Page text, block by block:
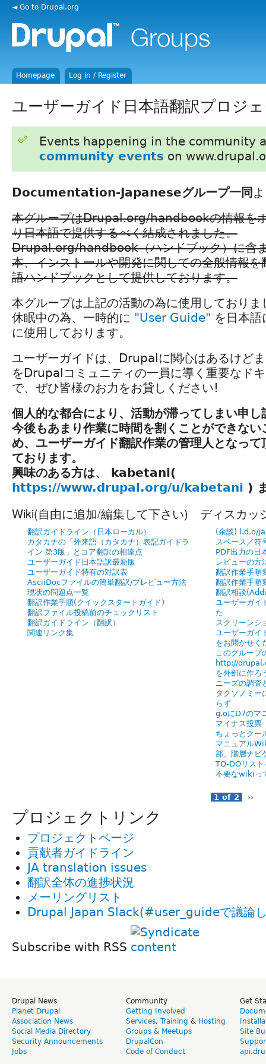
◄ Go to Drupal.org
Homepage Log in / Register
ユーザーガイド日本語翻訳プロジ
Events happening in the community
community events on
Documentation-Japaneseグループ一同
本グループはDrupal.org/handbookの情報を
り日本語で提供するべく結成されました。
Drupal.org/handbook（ハンドブック）に含
本、インストールや開発に関しての全般情報
語ハンドブックとして提供しております。
本グループは上記の活動の為に使用しており
休眠中の為、一時的に "User Guide" を日本
に使用しております。
ユーザーガイドは、Drupalに関心はあるけど
をDrupalコミュニティの一員に導く重要なド
で、ぜひ皆様のお力をお貸しください!
個人的な都合により、活動が滞ってしまい申し
今後もあまり作業に時間を割くことができな
め、ユーザーガイド翻訳作業の管理人となっ
ております。
興味のある方は、 kabetani(
https://www.drupal.org/u/kabetani )
Wiki(自由に追加/編集して下さい)
翻訳ガイドライン（日本ローカル）
カタカナの「外来語（カタカナ）表記ガイドラ
イン 第3版」とコア翻訳の相違点
ユーザーガイド日本語訳最新版
ユーザーガイド特有の対訳表
AsciiDocファイルの簡単翻訳/プレビュー方法
現状の問題点一覧
翻訳作業手順(クイックスタートガイド)
翻訳ファイル投稿前のチェックリスト
翻訳ガイドライン（翻訳）
関連リンク集
ディスカッ
(余談) l.d.o/ja
スペース／符
PDF出力の日
レビューの方
翻訳作業手順
翻訳作業手順
翻訳相談
ユーザーガイ
た
スクリーンシ
ユーザーガイ
をお聞かせく
このグループ
http://
を外部に作ろ
ニーズの調査
タクソノミー
らず
g.oにD7のマ
マイナス投票
ちょっとクー
マニュアル
部、階層ナビ
TO-DOリス
不要なwikiっ
1 of 2 ››
プロジェクトリンク
プロジェクトページ
貢献者ガイドライン
JA translation issues
翻訳全体の進捗状況
メーリングリスト
Drupal Japan Slack(#user_guideで議論
Subscribe with RSS
Drupal News
Planet Drupal
Association News
Social Media Directory
Security Announcements
Jobs
Community
Getting Involved
Services, Training & Hosting
Groups & Meetups
DrupalCon
Code of Conduct
Get
Site